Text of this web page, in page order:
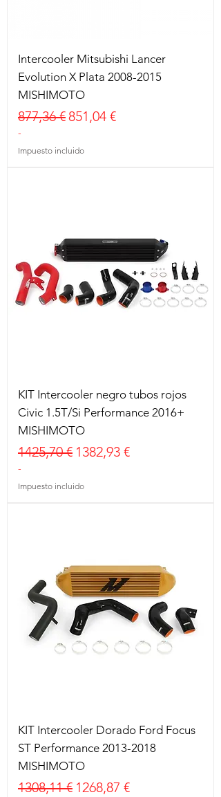
Intercooler Mitsubishi Lancer
Evolution X Plata 2008-2015
MISHIMOTO
Precio
877,36 €Precio de oferta
851,04 €
-
Impuesto incluido
KIT Intercooler negro tubos rojos
Civic 1.5T/Si Performance 2016+
MISHIMOTO
Precio
1425,70 € Precio de oferta
1382,93 €
-
Impuesto incluido
KIT Intercooler Dorado Ford Focus
ST Performance 2013-2018
MISHIMOTO
Precio
1308,11 € Precio de oferta
1268,87 €